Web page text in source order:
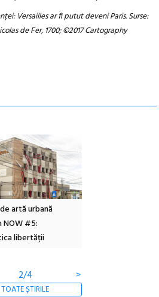
Versailles ar fi putut deveni Paris. Surse:
de Fer, 1700; ©2017 Cartography
artă urbană
#5:
libertății
2/4 >
TOATE ȘTIRILE